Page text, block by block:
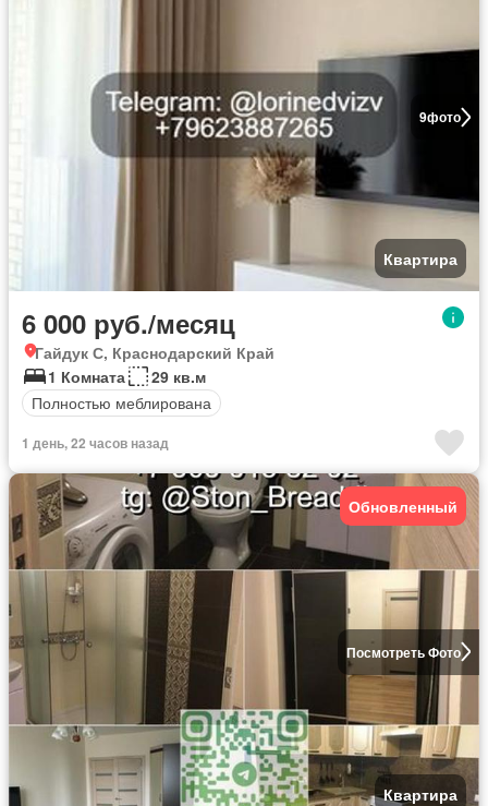
9фото
Квартира
6 000 руб./месяц
Гайдук С, Краснодарский Край
1 Комната
29 кв.м
Полностью меблирована
1 день, 22 часов назад
Посмотреть Фото
Обновленный
Квартира